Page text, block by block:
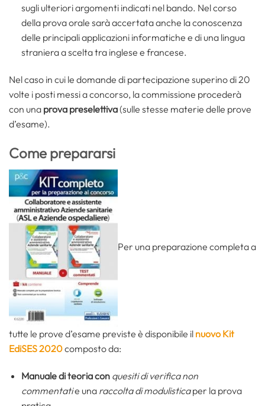
sugli ulteriori argomenti indicati nel bando. Nel corso
della prova orale sarà accertata anche la conoscenza
delle principali applicazioni informatiche e di una lingua
straniera a scelta tra inglese e francese.
Nel caso in cui le domande di partecipazione superino di 20
volte i posti messi a concorso, la commissione procederà
con una prova preselettiva(sulle stesse materie delle prove
d’esame).
Come prepararsi
Per una preparazione completa a
tutte le prove d’esame previste è disponibile il nuovo Kit
EdiSES 2020composto da:
Manuale di teoria con quesiti di verifica non
commentatie una raccolta di modulisticaper la prova